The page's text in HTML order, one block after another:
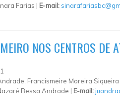
Farias | E-mail:
NOS CENTROS DE
1
Francismeire Moreira Siqueira
Bessa Andrade | E-mail: